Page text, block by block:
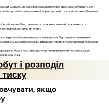
Складіть список обов’язків, які потрібно виконати, і обговоріть, хто і
почуття без звинувачень. Наприклад, замість «ти ніколи не прибираєш»
сторони. Якщо виникають суперечки, намагайтеся знаходити
сильних сторін.
потреби і обставини можуть змінюватися. Підтримуйте позитивний
Це допоможе зміцнити довіру і підтримувати гармонійні стосунки.
Якщо хтось із вас відчуває перевантаження чи стрес, краще
стані.
і розподіл
тиску
якщо